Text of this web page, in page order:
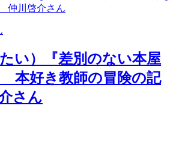
仲川啓介さん
い）『差別のない本屋
本好き教師の冒険の記
さん